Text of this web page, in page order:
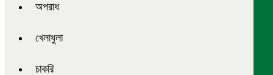
অপরাধ
খেলাধুলা
চাকরি